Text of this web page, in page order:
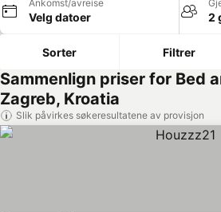
Ankomst/avreise
Velg datoer 2
Sorter Filtrer
Sammenlign priser for Bed
Zagreb, Kroatia
Slik påvirkes søkeresultatene av provisjon